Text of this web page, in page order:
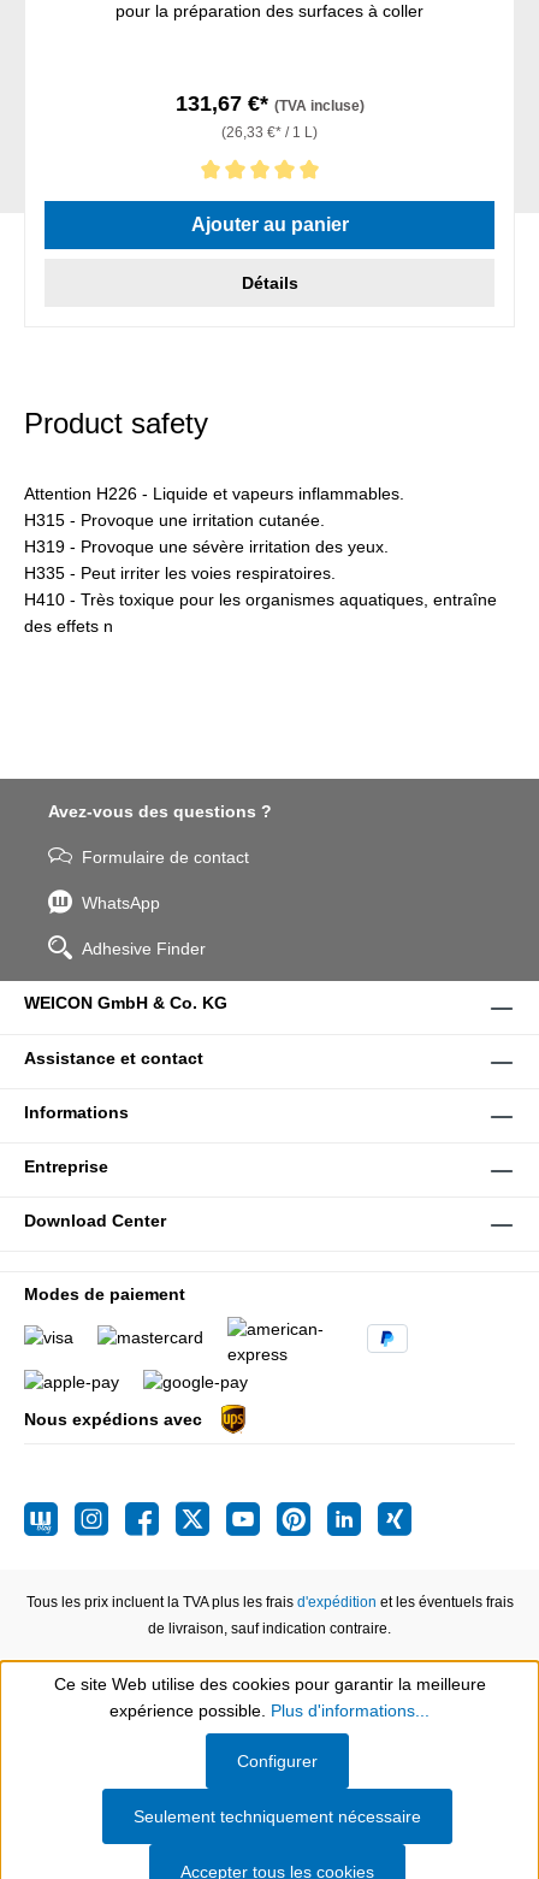
pour la préparation des surfaces à coller
131,67 €* (TVA incluse)
(26,33 €* / 1 L)
Note moyenne de 5 sur 5 étoiles
Ajouter au panier
Détails
Product safety
Attention H226 - Liquide et vapeurs inflammables.
H315 - Provoque une irritation cutanée.
H319 - Provoque une sévère irritation des yeux.
H335 - Peut irriter les voies respiratoires.
H410 - Très toxique pour les organismes aquatiques, entraîne
des effets n
Avez-vous des questions ?
Formulaire de contact
WhatsApp
Adhesive Finder
WEICON GmbH & Co. KG
Assistance et contact
Informations
Entreprise
Download Center
Modes de paiement
Nous expédions avec
Tous les prix incluent la TVA plus les frais d'expédition et les éventuels frais
de livraison, sauf indication contraire.
Ce site Web utilise des cookies pour garantir la meilleure
expérience possible. Plus d'informations...
Seulement techniquement nécessaire
Configurer
Accepter tous les cookies